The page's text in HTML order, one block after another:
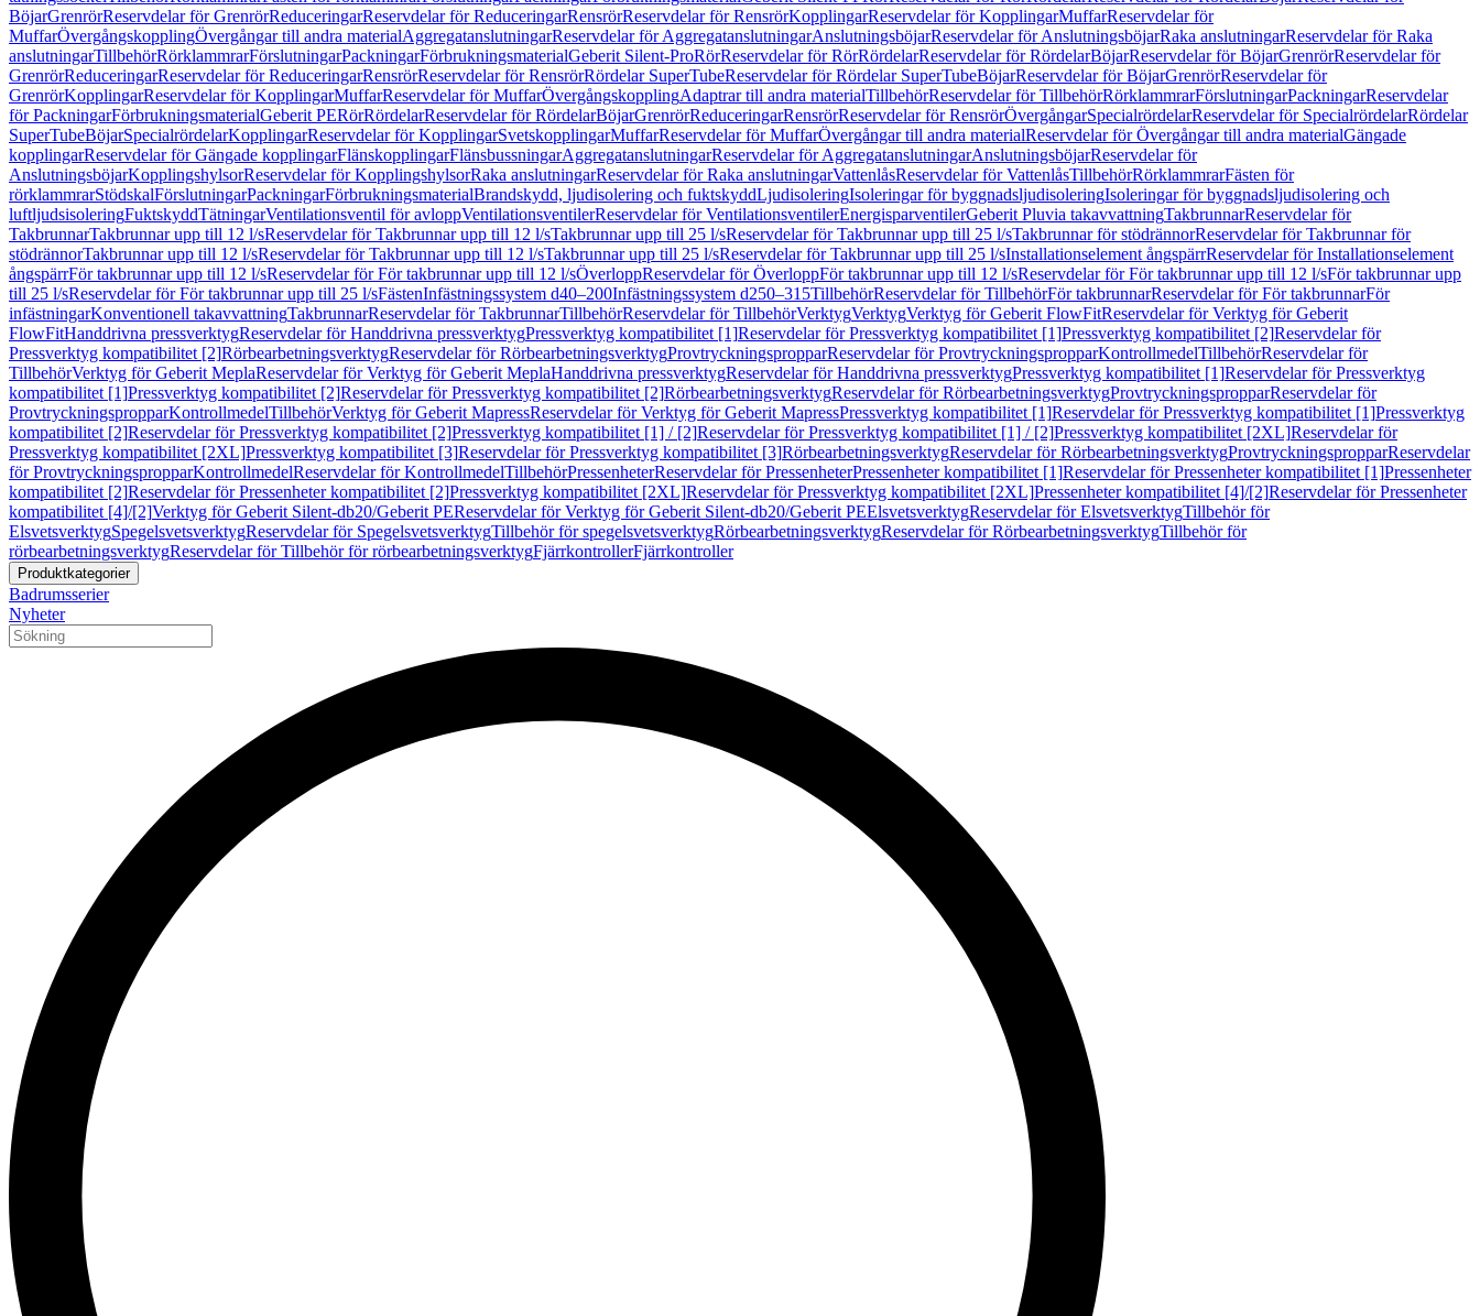
BöjarGrenrörReservdelar för GrenrörReduceringarReservdelar för ReduceringarRensrörReservdelar för RensrörKopplingarReservdelar för KopplingarMuffarReservdelar för
MuffarÖvergångskopplingÖvergångar till andra materialAggregatanslutningarReservdelar för AggregatanslutningarAnslutningsböjarReservdelar för AnslutningsböjarRaka anslutningarReservdelar för Raka
anslutningarTillbehörRörklammrarFörslutningarPackningarFörbrukningsmaterialGeberit Silent-ProRörReservdelar för RörRördelarReservdelar för RördelarBöjarReservdelar för BöjarGrenrörReservdelar för
GrenrörReduceringarReservdelar för ReduceringarRensrörReservdelar för RensrörRördelar SuperTubeReservdelar för Rördelar SuperTubeBöjarReservdelar för BöjarGrenrörReservdelar för
GrenrörKopplingarReservdelar för KopplingarMuffarReservdelar för MuffarÖvergångskopplingAdaptrar till andra materialTillbehörReservdelar för TillbehörRörklammrarFörslutningarPackningarReservdelar
för PackningarFörbrukningsmaterialGeberit PERörRördelarReservdelar för RördelarBöjarGrenrörReduceringarRensrörReservdelar för RensrörÖvergångarSpecialrördelarReservdelar för SpecialrördelarRördelar
SuperTubeBöjarSpecialrördelarKopplingarReservdelar för KopplingarSvetskopplingarMuffarReservdelar för MuffarÖvergångar till andra materialReservdelar för Övergångar till andra materialGängade
kopplingarReservdelar för Gängade kopplingarFlänskopplingarFlänsbussningarAggregatanslutningarReservdelar för AggregatanslutningarAnslutningsböjarReservdelar för
AnslutningsböjarKopplingshylsorReservdelar för KopplingshylsorRaka anslutningarReservdelar för Raka anslutningarVattenlåsReservdelar för VattenlåsTillbehörRörklammrarFästen för
rörklammrarStödskalFörslutningarPackningarFörbrukningsmaterialBrandskydd, ljudisolering och fuktskyddLjudisoleringIsoleringar för byggnadsljudisoleringIsoleringar för byggnadsljudisolering och
luftljudsisoleringFuktskyddTätningarVentilationsventil för avloppVentilationsventilerReservdelar för VentilationsventilerEnergisparventilerGeberit Pluvia takavvattningTakbrunnarReservdelar för
TakbrunnarTakbrunnar upp till 12 l/sReservdelar för Takbrunnar upp till 12 l/sTakbrunnar upp till 25 l/sReservdelar för Takbrunnar upp till 25 l/sTakbrunnar för stödrännorReservdelar för Takbrunnar för
stödrännorTakbrunnar upp till 12 l/sReservdelar för Takbrunnar upp till 12 l/sTakbrunnar upp till 25 l/sReservdelar för Takbrunnar upp till 25 l/sInstallationselement ångspärrReservdelar för Installationselement
ångspärrFör takbrunnar upp till 12 l/sReservdelar för För takbrunnar upp till 12 l/sÖverloppReservdelar för ÖverloppFör takbrunnar upp till 12 l/sReservdelar för För takbrunnar upp till 12 l/sFör takbrunnar upp
till 25 l/sReservdelar för För takbrunnar upp till 25 l/sFästenInfästningssystem d40–200Infästningssystem d250–315TillbehörReservdelar för TillbehörFör takbrunnarReservdelar för För takbrunnarFör
infästningarKonventionell takavvattningTakbrunnarReservdelar för TakbrunnarTillbehörReservdelar för TillbehörVerktygVerktygVerktyg för Geberit FlowFitReservdelar för Verktyg för Geberit
FlowFitHanddrivna pressverktygReservdelar för Handdrivna pressverktygPressverktyg kompatibilitet [1]Reservdelar för Pressverktyg kompatibilitet [1]Pressverktyg kompatibilitet [2]Reservdelar för
Pressverktyg kompatibilitet [2]RörbearbetningsverktygReservdelar för RörbearbetningsverktygProvtryckningspropparReservdelar för ProvtryckningspropparKontrollmedelTillbehörReservdelar för
TillbehörVerktyg för Geberit MeplaReservdelar för Verktyg för Geberit MeplaHanddrivna pressverktygReservdelar för Handdrivna pressverktygPressverktyg kompatibilitet [1]Reservdelar för Pressverktyg
kompatibilitet [1]Pressverktyg kompatibilitet [2]Reservdelar för Pressverktyg kompatibilitet [2]RörbearbetningsverktygReservdelar för RörbearbetningsverktygProvtryckningspropparReservdelar för
ProvtryckningspropparKontrollmedelTillbehörVerktyg för Geberit MapressReservdelar för Verktyg för Geberit MapressPressverktyg kompatibilitet [1]Reservdelar för Pressverktyg kompatibilitet [1]Pressverktyg
kompatibilitet [2]Reservdelar för Pressverktyg kompatibilitet [2]Pressverktyg kompatibilitet [1] / [2]Reservdelar för Pressverktyg kompatibilitet [1] / [2]Pressverktyg kompatibilitet [2XL]Reservdelar för
Pressverktyg kompatibilitet [2XL]Pressverktyg kompatibilitet [3]Reservdelar för Pressverktyg kompatibilitet [3]RörbearbetningsverktygReservdelar för RörbearbetningsverktygProvtryckningspropparReservdelar
för ProvtryckningspropparKontrollmedelReservdelar för KontrollmedelTillbehörPressenheterReservdelar för PressenheterPressenheter kompatibilitet [1]Reservdelar för Pressenheter kompatibilitet [1]Pressenheter
kompatibilitet [2]Reservdelar för Pressenheter kompatibilitet [2]Pressverktyg kompatibilitet [2XL]Reservdelar för Pressverktyg kompatibilitet [2XL]Pressenheter kompatibilitet [4]/[2]Reservdelar för Pressenheter
kompatibilitet [4]/[2]Verktyg för Geberit Silent-db20/Geberit PEReservdelar för Verktyg för Geberit Silent-db20/Geberit PEElsvetsverktygReservdelar för ElsvetsverktygTillbehör för
ElsvetsverktygSpegelsvetsverktygReservdelar för SpegelsvetsverktygTillbehör för spegelsvetsverktygRörbearbetningsverktygReservdelar för RörbearbetningsverktygTillbehör för
rörbearbetningsverktygReservdelar för Tillbehör för rörbearbetningsverktygFjärrkontrollerFjärrkontroller
Produktkategorier
Badrumsserier
Nyheter